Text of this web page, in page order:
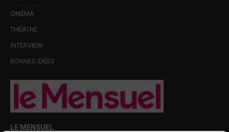
CINÉMA
THÉÂTRE
INTERVIEW
BONNES IDÉES
LE MENSUEL